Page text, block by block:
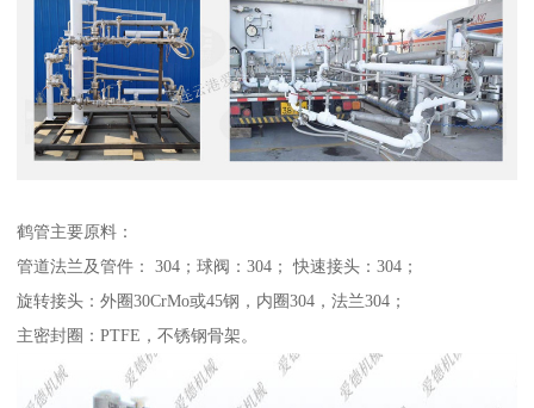
鹤管主要原料：
管道法兰及管件： 304；球阀：304； 快速接头：304；
旋转接头：外圈30CrMo或45钢，内圈304，法兰304；
主密封圈：PTFE，不锈钢骨架。